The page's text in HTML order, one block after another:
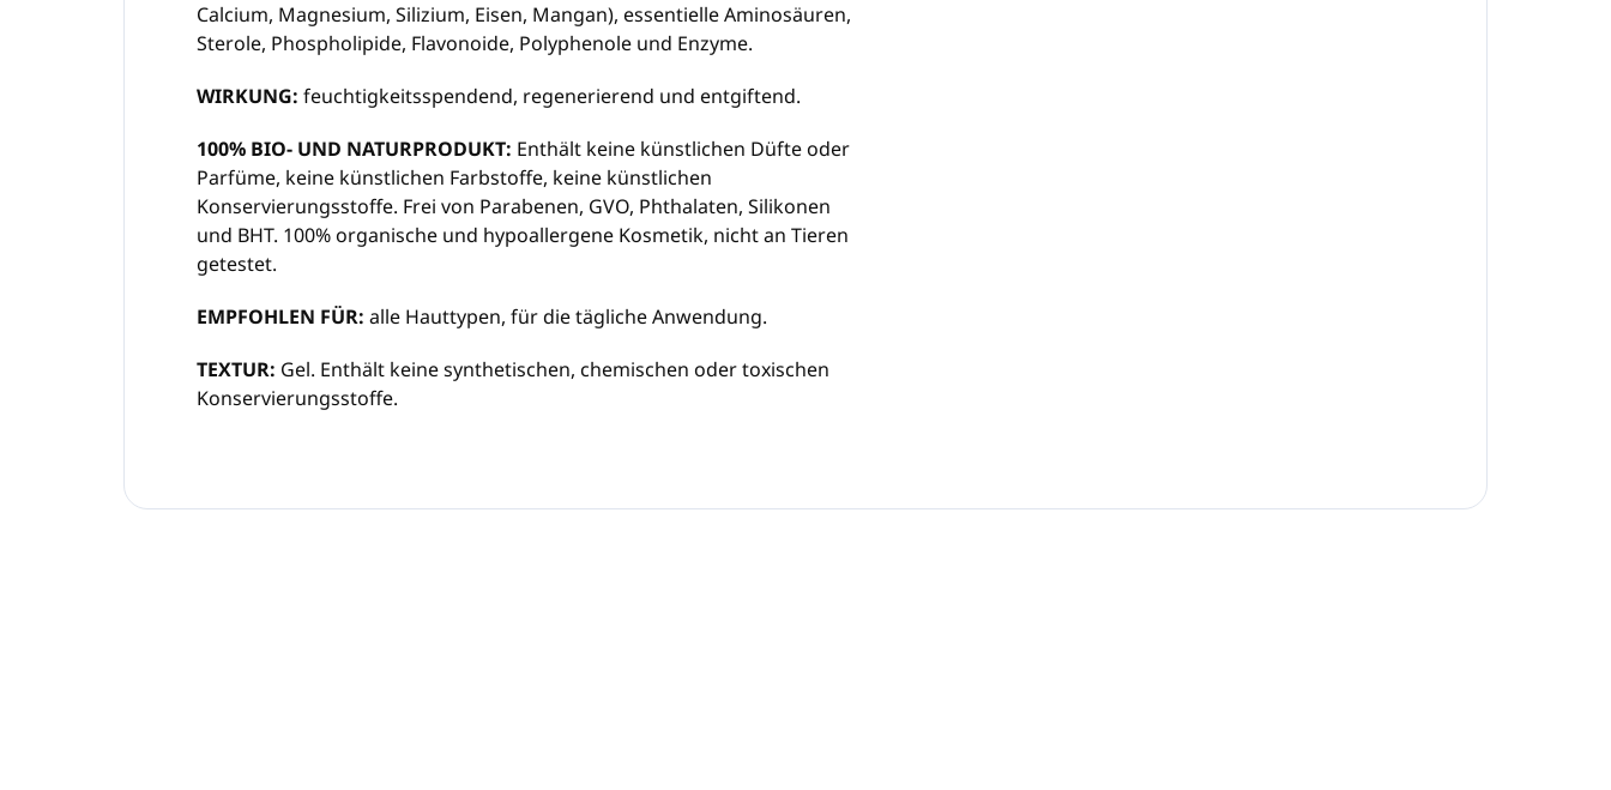
Calcium, Magnesium, Silizium, Eisen, Mangan), essentielle Aminosäuren,
Sterole, Phospholipide, Flavonoide, Polyphenole und Enzyme.
WIRKUNG: feuchtigkeitsspendend, regenerierend und entgiftend.
100% BIO- UND NATURPRODUKT: Enthält keine künstlichen Düfte oder
Parfüme, keine künstlichen Farbstoffe, keine künstlichen
Konservierungsstoffe. Frei von Parabenen, GVO, Phthalaten, Silikonen
und BHT. 100% organische und hypoallergene Kosmetik, nicht an Tieren
getestet.
EMPFOHLEN FÜR: alle Hauttypen, für die tägliche Anwendung.
TEXTUR: Gel. Enthält keine synthetischen, chemischen oder toxischen
Konservierungsstoffe.